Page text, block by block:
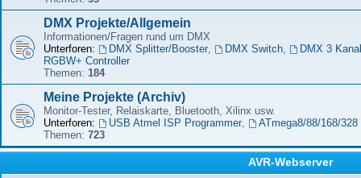
DMX Projekte/Allgemein
Informationen/Fragen rund um DMX
Unterforen:
DMX Splitter/Booster, DMX Switch,
DMX 3
RGBW+ Controller
Themen: 184
Meine Projekte (Archiv)
Monitor-Tester, Relaiskarte, Bluetooth, Xilinx usw.
Unterforen:
USB Atmel ISP Programmer,
ATmega8/88/168/
Themen: 723
AVR-Webserver